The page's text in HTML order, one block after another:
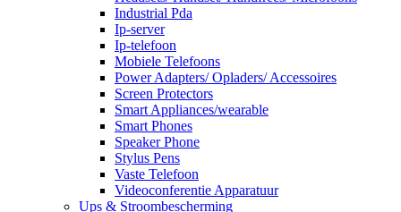
Industrial Pda
Ip-server
Ip-telefoon
Mobiele Telefoons
Power Adapters/ Opladers/ Accessoires
Screen Protectors
Smart Appliances/wearable
Smart Phones
Speaker Phone
Stylus Pens
Vaste Telefoon
Videoconferentie Apparatuur
Ups & Stroombescherming